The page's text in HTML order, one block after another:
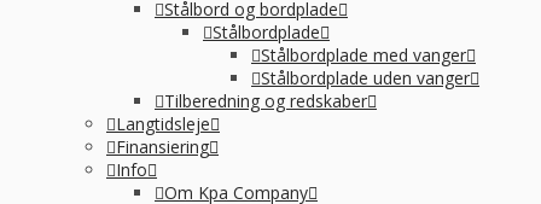
Stålbord og bordplade
Stålbordplade
Stålbordplade med vanger
Stålbordplade uden vanger
Tilberedning og redskaber
Langtidsleje
Finansiering
Info
Om Kpa Company